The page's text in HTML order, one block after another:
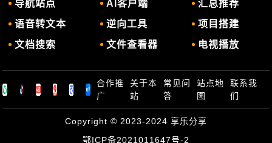
导航站点
语音转文本
文档搜索
AI客户端
逆向工具
文件查看器
汇总推荐
项目搭建
电视播放
合作推
广
关于本
站
常见问
答
站点地
图
联系我
们
Copyright © 2023-2024 享乐分享
鄂ICP备2021011647号-2